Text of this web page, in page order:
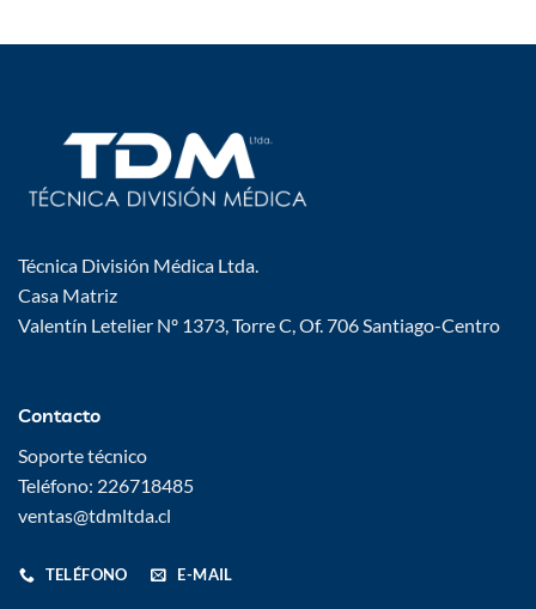
Técnica División Médica Ltda.
Casa Matriz
Valentín Letelier Nº 1373, Torre C, Of. 706 Santiago-Centro
Contacto
Soporte técnico
Teléfono: 226718485
ventas@tdmltda.cl
TELÉFONO E-MAIL